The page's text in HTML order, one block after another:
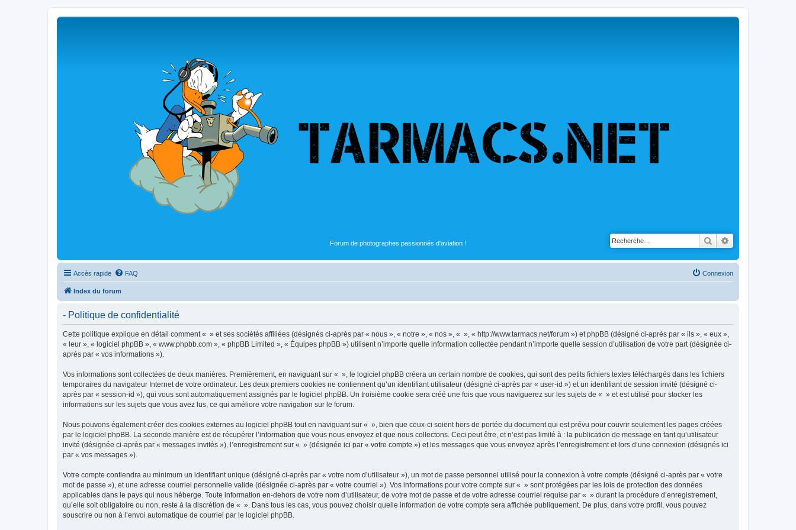
Forum de photographes passionnés d'aviation ! Rechercher
Accès rapide FAQ Connexion
Index du forum
- Politique de confidentialité
Cette politique explique en détail comment « » et ses sociétés affiliées (désignés ci-après par « nous », « notre », « nos », « », « http://www.tarmacs.net/forum ») et phpBB (désigné ci-après par « ils », « eux »,
« leur », « logiciel phpBB », « www.phpbb.com », « phpBB Limited », « Équipes phpBB ») utilisent n’importe quelle information collectée pendant n’importe quelle session d’utilisation de votre part (désignée ci-
après par « vos informations »).
Vos informations sont collectées de deux manières. Premièrement, en naviguant sur « », le logiciel phpBB créera un certain nombre de cookies, qui sont des petits fichiers textes téléchargés dans les fichiers
temporaires du navigateur Internet de votre ordinateur. Les deux premiers cookies ne contiennent qu’un identifiant utilisateur (désigné ci-après par « user-id ») et un identifiant de session invité (désigné ci-
après par « session-id »), qui vous sont automatiquement assignés par le logiciel phpBB. Un troisième cookie sera créé une fois que vous naviguerez sur les sujets de « » et est utilisé pour stocker les
informations sur les sujets que vous avez lus, ce qui améliore votre navigation sur le forum.
Nous pouvons également créer des cookies externes au logiciel phpBB tout en naviguant sur « », bien que ceux-ci soient hors de portée du document qui est prévu pour couvrir seulement les pages créées
par le logiciel phpBB. La seconde manière est de récupérer l’information que vous nous envoyez et que nous collectons. Ceci peut être, et n’est pas limité à : la publication de message en tant qu’utilisateur
invité (désignée ci-après par « messages invités »), l’enregistrement sur « » (désignée ici par « votre compte ») et les messages que vous envoyez après l’enregistrement et lors d’une connexion (désignés ici
par « vos messages »).
Votre compte contiendra au minimum un identifiant unique (désigné ci-après par « votre nom d’utilisateur »), un mot de passe personnel utilisé pour la connexion à votre compte (désigné ci-après par « votre
mot de passe »), et une adresse courriel personnelle valide (désignée ci-après par « votre courriel »). Vos informations pour votre compte sur « » sont protégées par les lois de protection des données
applicables dans le pays qui nous héberge. Toute information en-dehors de votre nom d’utilisateur, de votre mot de passe et de votre adresse courriel requise par « » durant la procédure d’enregistrement,
qu’elle soit obligatoire ou non, reste à la discrétion de « ». Dans tous les cas, vous pouvez choisir quelle information de votre compte sera affichée publiquement. De plus, dans votre profil, vous pouvez
souscrire ou non à l’envoi automatique de courriel par le logiciel phpBB.